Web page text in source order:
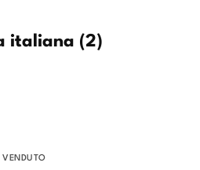
italiana (2)
VENDUTO